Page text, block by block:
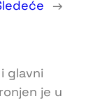
→
glavni
je u